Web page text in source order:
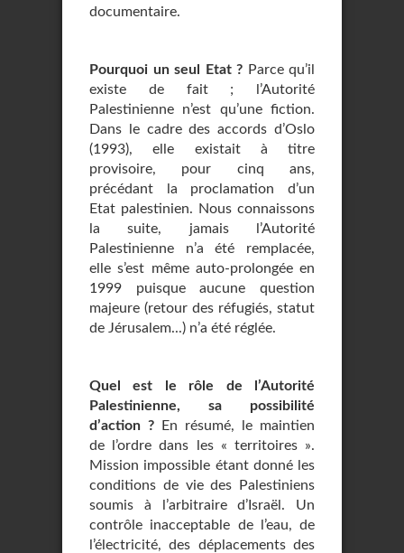
documentaire.
Pourquoi un seul Etat ? Parce qu’il
existe de fait ; l’Autorité
Palestinienne n’est qu’une fiction.
Dans le cadre des accords d’Oslo
(1993), elle existait à titre
provisoire, pour cinq ans,
précédant la proclamation d’un
Etat palestinien. Nous connaissons
la suite, jamais l’Autorité
Palestinienne n’a été remplacée,
elle s’est même auto-prolongée en
1999 puisque aucune question
majeure (retour des réfugiés, statut
de Jérusalem...) n’a été réglée.
Quel est le rôle de l’Autorité
Palestinienne, sa possibilité
d’action ?
En résumé, le maintien
de l’ordre dans les « territoires ».
Mission impossible étant donné les
conditions de vie des Palestiniens
soumis à l’arbitraire d’Israël. Un
contrôle inacceptable de l’eau, de
l’électricité, des déplacements des